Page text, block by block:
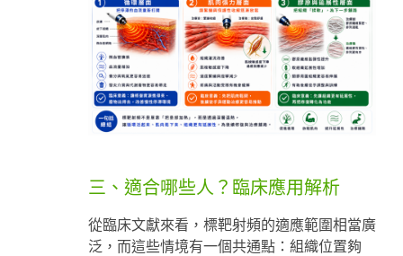
三、適合哪些人？臨床應用解析
從臨床文獻來看，標靶射頻的適應範圍相當廣
泛，而這些情境有一個共通點：組織位置夠